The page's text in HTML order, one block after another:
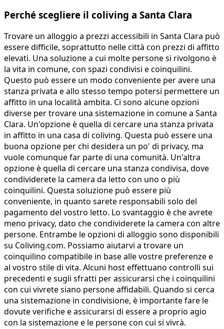
Perché scegliere il coliving a Santa Clara
Trovare un alloggio a prezzi accessibili in Santa Clara può
essere difficile, soprattutto nelle città con prezzi di affitto
elevati. Una soluzione a cui molte persone si rivolgono è
la vita in comune, con spazi condivisi e coinquilini.
Questo può essere un modo conveniente per avere una
stanza privata e allo stesso tempo potersi permettere un
affitto in una località ambita. Ci sono alcune opzioni
diverse per trovare una sistemazione in comune a Santa
Clara. Un'opzione è quella di cercare una stanza privata
in affitto in una casa di coliving. Questa può essere una
buona opzione per chi desidera un po' di privacy, ma
vuole comunque far parte di una comunità. Un'altra
opzione è quella di cercare una stanza condivisa, dove
condividerete la camera da letto con uno o più
coinquilini. Questa soluzione può essere più
conveniente, in quanto sarete responsabili solo del
pagamento del vostro letto. Lo svantaggio è che avrete
meno privacy, dato che condividerete la camera con altre
persone. Entrambe le opzioni di alloggio sono disponibili
su Coliving.com. Possiamo aiutarvi a trovare un
coinquilino compatibile in base alle vostre preferenze e
al vostro stile di vita. Alcuni host effettuano controlli sui
precedenti e sugli sfratti per assicurarsi che i coinquilini
con cui vivrete siano persone affidabili. Quando si cerca
una sistemazione in condivisione, è importante fare le
dovute verifiche e assicurarsi di essere a proprio agio
con la sistemazione e le persone con cui si vivrà.